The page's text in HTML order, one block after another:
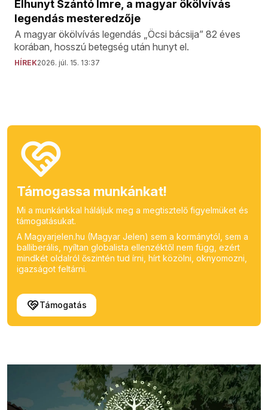
Elhunyt Szántó Imre, a magyar ökölvívás
legendás mesteredzője
A magyar ökölvívás legendás „Öcsi bácsija” 82 éves
korában, hosszú betegség után hunyt el.
HÍREK2026. júl. 15. 13:37
Támogassa munkánkat!
Mi a munkánkkal háláljuk meg a megtisztelő figyelmüket és
támogatásukat.
A Magyarjelen.hu (Magyar Jelen) sem a kormánytól, sem a
balliberális, nyíltan globalista ellenzéktől nem függ, ezért
mindkét oldalról őszintén tud írni, hírt közölni, oknyomozni,
igazságot feltárni.
Támogatás